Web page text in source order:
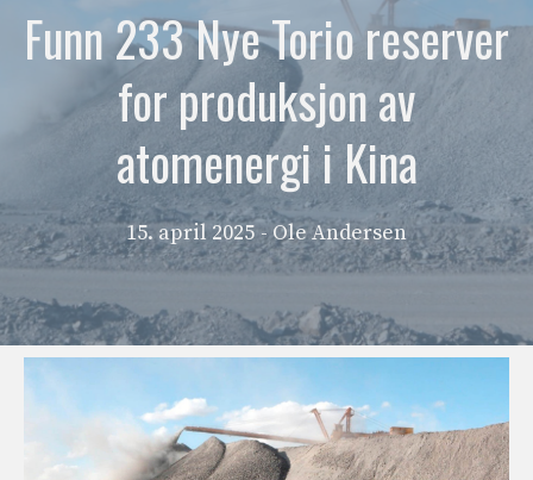
Funn 233 Nye Torio reserver
for produksjon av
atomenergi i Kina
15. april 2025 - Ole Andersen